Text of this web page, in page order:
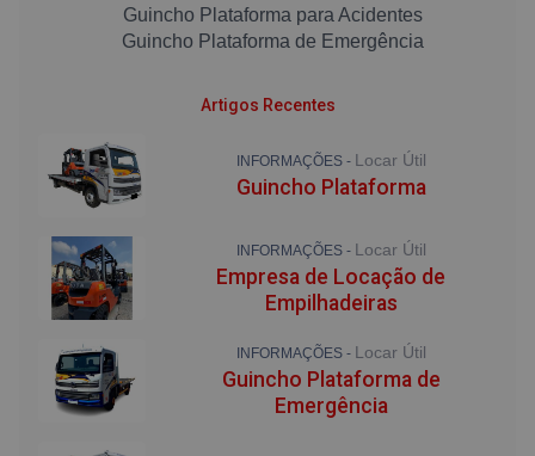
Guincho Plataforma para Acidentes
Guincho Plataforma de Emergência
Artigos Recentes
INFORMAÇÕES - Locar Útil
Guincho Plataforma
INFORMAÇÕES - Locar Útil
Empresa de Locação de
Empilhadeiras
INFORMAÇÕES - Locar Útil
Guincho Plataforma de
Emergência